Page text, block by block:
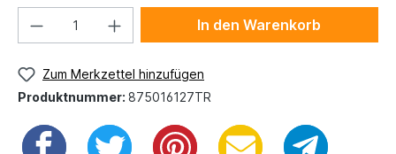
In den Warenkorb
Zum Merkzettel hinzufügen
Produktnummer: 875016127TR